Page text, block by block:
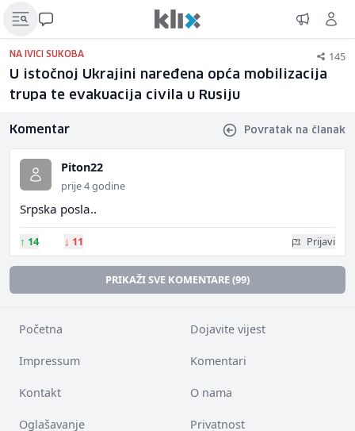
NA IVICI SUKOBA 145
U istočnoj Ukrajini naređena opća mobilizacija
trupa te evakuacija civila u Rusiju
Komentar Povratak na članak
Piton22
prije 4 godine
Srpska posla..
↑ 14 ↓ 11 Prijavi
PRIKAŽI SVE KOMENTARE (99)
Početna Dojavite vijest
Impressum Komentari
Kontakt O nama
Oglašavanje Privatnost